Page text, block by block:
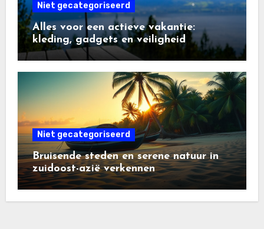
Niet gecategoriseerd
Alles voor een actieve vakantie:
kleding, gadgets en veiligheid
Niet gecategoriseerd
Bruisende steden en serene natuur in
zuidoost-azië verkennen